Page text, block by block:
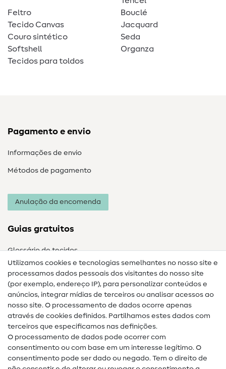
Feltro
Tecido Canvas
Couro sintético
Softshell
Tecidos para toldos
Bouclé
Jacquard
Seda
Organza
Pagamento e envio
Informações de envio
Métodos de pagamento
Anulação da encomenda
Guias gratuitos
Glossário de tecidos
Guias de costura
Ajuda e contacto
Contacto
Mudança de proprietário
Perguntas frequentes (FAQ)
Utilizamos cookies e tecnologias semelhantes no nosso site e
processamos dados pessoais dos visitantes do nosso site
(por exemplo, endereço IP), para personalizar conteúdos e
anúncios, integrar mídias de terceiros ou analisar acessos ao
nosso site. O processamento de dados ocorre apenas
através de cookies definidos. Partilhamos estes dados com
terceiros que especificamos nas definições.
O processamento de dados pode ocorrer com
consentimento ou com base em um interesse legítimo. O
consentimento pode ser dado ou negado. Tem o direito de